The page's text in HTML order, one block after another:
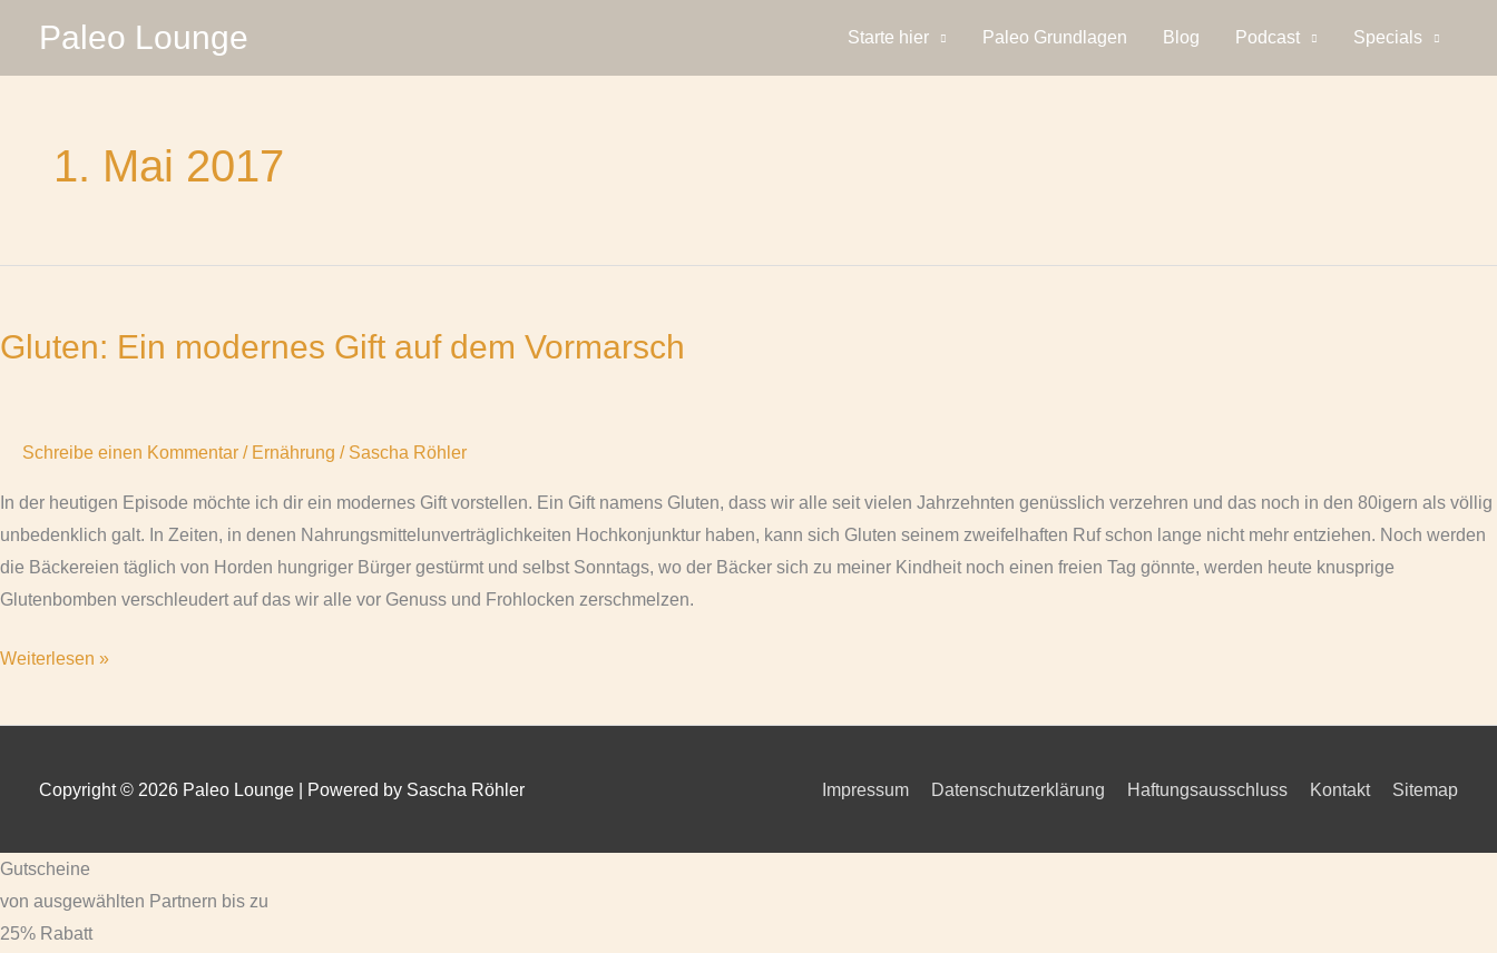
Inhalt
springen
Paleo Lounge Starte hier Paleo Grundlagen Blog Podcast Specials
1. Mai 2017
Gluten: Ein modernes Gift auf dem Vormarsch
Schreibe einen Kommentar / Ernährung / Sascha Röhler
In der heutigen Episode möchte ich dir ein modernes Gift vorstellen. Ein Gift namens Gluten, dass wir alle seit vielen Jahrzehnten genüsslich verzehren und das noch in den 80igern als völlig
unbedenklich galt. In Zeiten, in denen Nahrungsmittelunverträglichkeiten Hochkonjunktur haben, kann sich Gluten seinem zweifelhaften Ruf schon lange nicht mehr entziehen. Noch werden
die Bäckereien täglich von Horden hungriger Bürger gestürmt und selbst Sonntags, wo der Bäcker sich zu meiner Kindheit noch einen freien Tag gönnte, werden heute knusprige
Glutenbomben verschleudert auf das wir alle vor Genuss und Frohlocken zerschmelzen.
modernes
dem
Weiterlesen »
Copyright © 2026 Paleo Lounge | Powered by Sascha Röhler Impressum Datenschutzerklärung Haftungsausschluss Kontakt Sitemap
Gutscheine
von ausgewählten Partnern bis zu
25% Rabatt